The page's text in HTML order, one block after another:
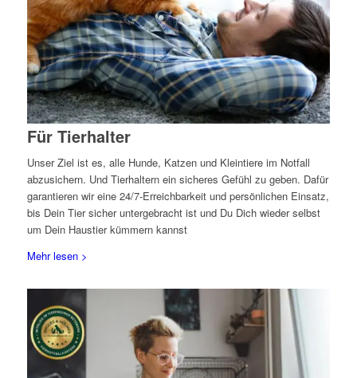
Für Tierhalter
Unser Ziel ist es, alle Hunde, Katzen und Kleintiere im Notfall
abzusichern. Und Tierhaltern ein sicheres Gefühl zu geben. Dafür
garantieren wir eine 24/7-Erreichbarkeit und persönlichen Einsatz,
bis Dein Tier sicher untergebracht ist und Du Dich wieder selbst
um Dein Haustier kümmern kannst
Mehr lesen >